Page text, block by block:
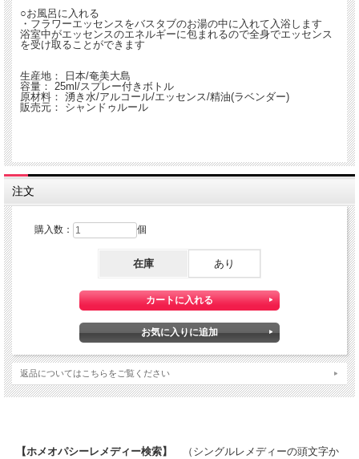
○お風呂に入れる
・フラワーエッセンスをバスタブのお湯の中に入れて入浴します
浴室中がエッセンスのエネルギーに包まれるので全身でエッセンス
を受け取ることができます
生産地： 日本/奄美大島
容量： 25ml/スプレー付きボトル
原材料： 湧き水/アルコール/エッセンス/精油(ラベンダー)
販売元： シャンドゥルール
注文
購入数： 個
在庫 あり
返品についてはこちらをご覧ください
【ホメオパシーレメディー検索】
（シングルレメディーの頭文字か